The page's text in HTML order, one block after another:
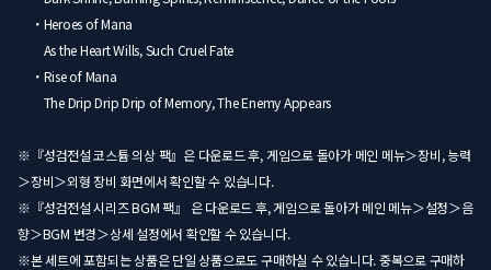
・Heroes of Mana
As the Heart Wills, Such Cruel Fate
・Rise of Mana
The Drip Drip Drip of Memory, The Enemy Appears
※『성검전설 코스튬 의상 팩』은 다운로드 후, 게임으로 돌아가 메인 메뉴＞장비, 능력
＞장비＞외형 장비 화면에서 확인할 수 있습니다.
※『성검전설 시리즈 BGM 팩』 은 다운로드 후, 게임으로 돌아가 메인 메뉴＞설정＞음
향＞BGM 변경＞상세 설정에서 확인할 수 있습니다.
※본 세트에 포함되는 상품은 단일 상품으로도 구매하실 수 있습니다. 중복으로 구매하